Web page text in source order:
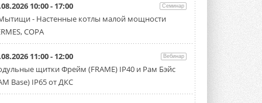
производительностью от 22,4 до 56 кВт.
Суммарная длина трубопроводов ...
итоги конкурса студенческих
проектов «ТИМ-лидеры 2026»
Новый сезон конкурса «ТИМ-лидеры»
стартует уже в сентябре 2026 года ...
3 АВГУСТА 2026
10:00 - 17:00 Семинар
- Настенные котлы малой мощности
COPA
11:00 - 12:00 Вебинар
щитки Фрейм (FRAME) IP40 и Рам Бэйс
Base) IP65 от ДКС